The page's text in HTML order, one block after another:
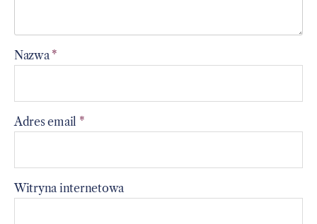
Nazwa *
Adres email *
Witryna internetowa